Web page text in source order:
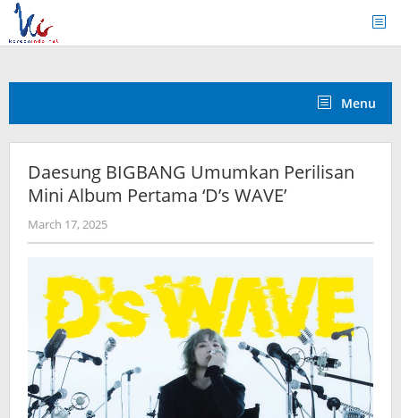
Skip
content
Menu
Daesung BIGBANG Umumkan Perilisan
Mini Album Pertama ‘D’s WAVE’
March 17, 2025by
wndwnrt